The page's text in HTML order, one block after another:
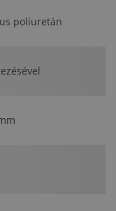
poliuretán